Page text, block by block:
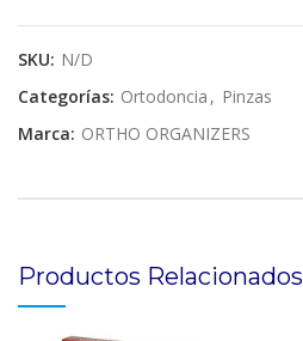
SKU: N/D
Categorías: Ortodoncia , Pinzas
Marca: ORTHO ORGANIZERS
Productos Relacionados